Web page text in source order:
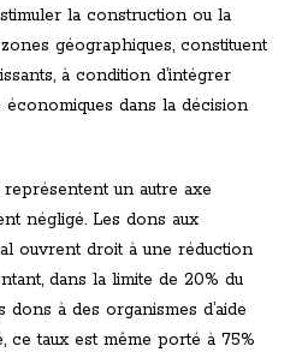
la construction ou la
géographiques, constituent
à condition d’intégrer
économiques dans la décision
représentent un autre axe
négligé. Les dons aux
ouvrent droit à une réduction
dans la limite de 20% du
à des organismes d’aide
ce taux est même porté à 75%